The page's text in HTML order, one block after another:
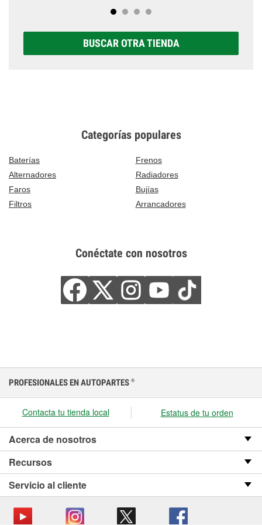
BUSCAR OTRA TIENDA
Categorías populares
Baterías
Frenos
Alternadores
Radiadores
Faros
Bujías
Filtros
Arrancadores
Conéctate con nosotros
PROFESIONALES EN AUTOPARTES ®
Contacta tu tienda local Estatus de tu orden
Acerca de nosotros
Recursos
Servicio al cliente